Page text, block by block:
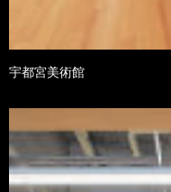
宇都宮美術館